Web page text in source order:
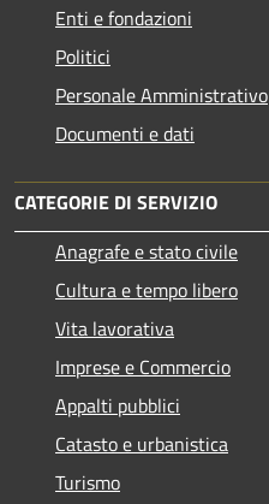
Enti e fondazioni
Politici
Personale Amministrativo
Documenti e dati
CATEGORIE DI SERVIZIO
Anagrafe e stato civile
Cultura e tempo libero
Vita lavorativa
Imprese e Commercio
Appalti pubblici
Catasto e urbanistica
Turismo